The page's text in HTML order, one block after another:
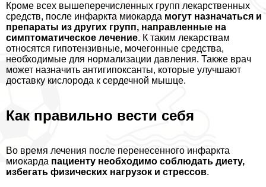
Кроме всех вышеперечисленных групп лекарственных
средств, после инфаркта миокарда могут назначаться и
препараты из других групп, направленные на
симптоматическое лечение. К таким лекарствам
относятся гипотензивные, мочегонные средства,
необходимые для нормализации давления. Также врач
может назначить антигипоксанты, которые улучшают
доставку кислорода к сердечной мышце.
Как правильно вести себя
Во время лечения после перенесенного инфаркта
миокарда пациенту необходимо соблюдать диету,
избегать физических нагрузок и стрессов.